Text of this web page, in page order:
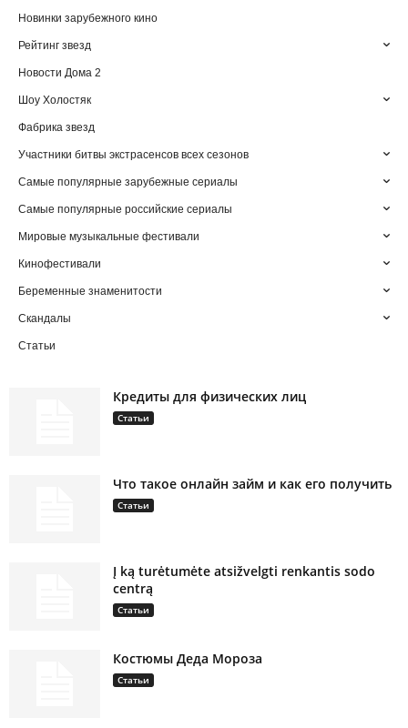
Новинки зарубежного кино
Рейтинг звезд
Новости Дома 2
Шоу Холостяк
Фабрика звезд
Участники битвы экстрасенсов всех сезонов
Самые популярные зарубежные сериалы
Самые популярные российские сериалы
Мировые музыкальные фестивали
Кинофестивали
Беременные знаменитости
Скандалы
Статьи
Кредиты для физических лиц
Статьи
Что такое онлайн займ и как его получить
Статьи
Į ką turėtumėte atsižvelgti renkantis sodo
centrą
Статьи
Костюмы Деда Мороза
Статьи